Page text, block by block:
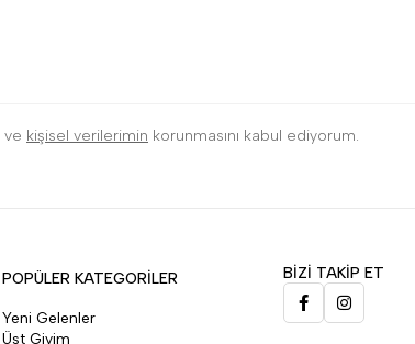
ve kişisel verilerimin korunmasını kabul ediyorum.
POPÜLER KATEGORİLER
Yeni Gelenler
Üst Giyim
BİZİ TAKİP ET